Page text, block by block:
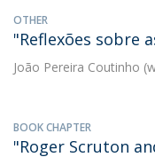
OTHER
"Reflexões sobre
João Pereira Coutinho
BOOK CHAPTER
"Roger Scruton